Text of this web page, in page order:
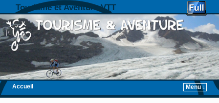
Tourisme et Aventure VTT
Accueil
Menu ↓
Skip to primary content
Aller au contenu secondaire